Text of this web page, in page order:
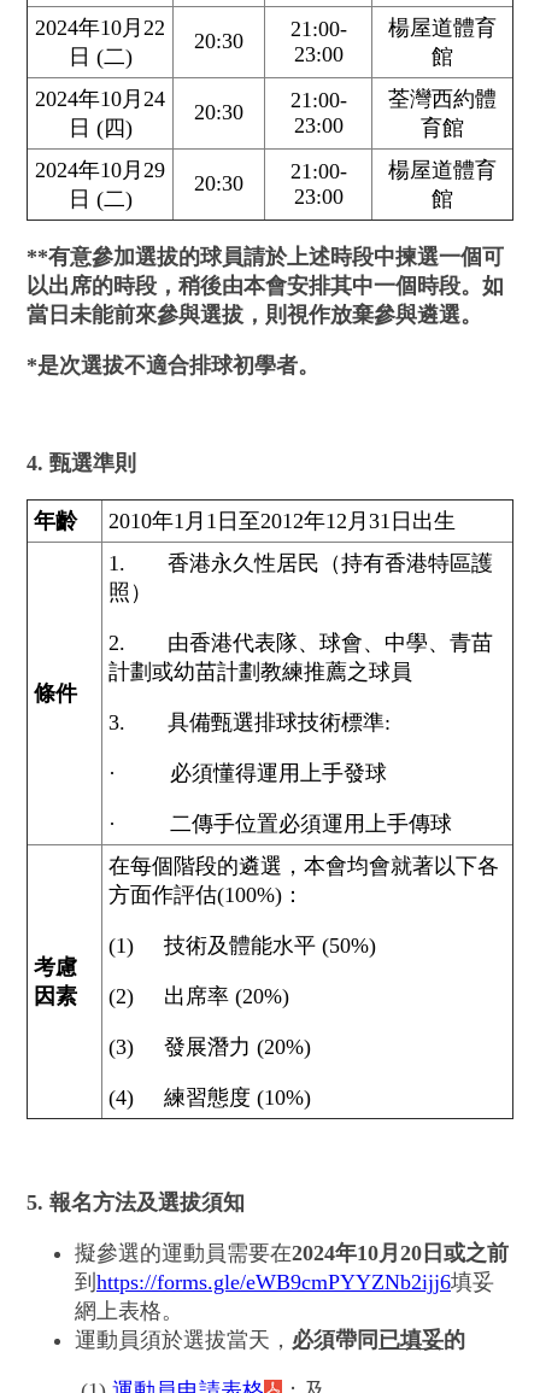
2024年10月22
日 (二)
20:30
21:00-
23:00
楊屋道體育
館
2024年10月24
日 (四)
20:30
21:00-
23:00
荃灣西約體
育館
2024年10月29
日 (二)
20:30
21:00-
23:00
楊屋道體育
館
**有意參加選拔的球員請於上述時段中揀選一個可
以出席的時段，稍後由本會安排其中一個時段。 如
當日未能前來參與選拔，則視作放棄參與遴選。
*是次選拔不適合排球初學者。
4. 甄選準則
年齡 2010年1月1日至2012年12月31日出生
條件
1. 香港永久性居民（持有香港特區護
照）
2. 由香港代表隊、球會、中學、青苗
計劃或幼苗計劃教練推薦之球員
3. 具備甄選排球技術標準:
· 必須懂得運用上手發球
· 二傳手位置必須運用上手傳球
考慮
因素
在每個階段的遴選，本會均會就著以下各
方面作評估(100%)：
(1) 技術及體能水平 (50%)
(2) 出席率 (20%)
(3) 發展潛力 (20%)
(4) 練習態度 (10%)
5. 報名方法及選拔須知
擬參選的運動員需要在2024年10月 20 日或之前
到 https://forms.gle/eWB9cmPYYZNb2ijj6填妥
網上表格。
運動員須於選拔當天， 必須帶同 已填妥的